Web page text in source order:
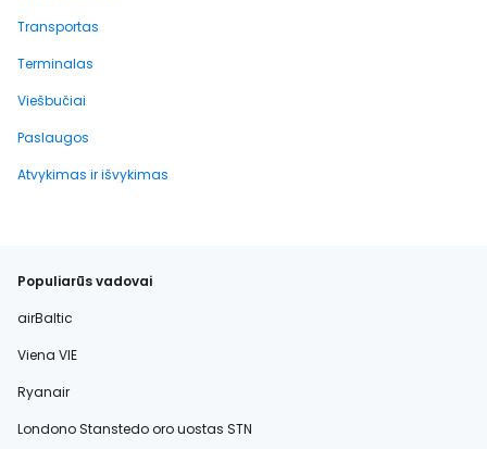
Transportas
Terminalas
Viešbučiai
Paslaugos
Atvykimas ir išvykimas
Populiarūs vadovai
airBaltic
Viena VIE
Ryanair
Londono Stanstedo oro uostas STN